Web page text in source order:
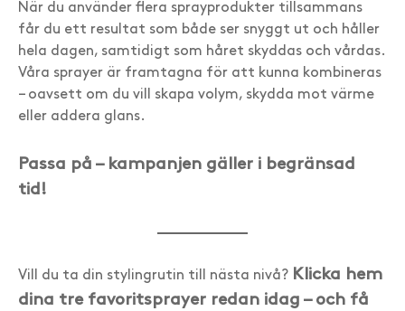
När du använder flera sprayprodukter tillsammans
får du ett resultat som både ser snyggt ut och håller
hela dagen, samtidigt som håret skyddas och vårdas.
Våra sprayer är framtagna för att kunna kombineras
– oavsett om du vill skapa volym, skydda mot värme
eller addera glans.
Passa på – kampanjen gäller i begränsad
tid!
Vill du ta din stylingrutin till nästa nivå? Klicka hem
dina tre favoritsprayer redan idag – och få